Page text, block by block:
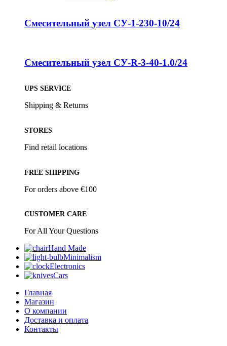
Смесительный узел СУ-1-230-10/24
Смесительный узел СУ-R-3-40-1.0/24
UPS SERVICE
Shipping & Returns
STORES
Find retail locations
FREE SHIPPING
For orders above €100
CUSTOMER CARE
For All Your Questions
Hand Made
Minimalism
Electronics
Cars
Главная
Магазин
О компании
Доставка и оплата
Контакты